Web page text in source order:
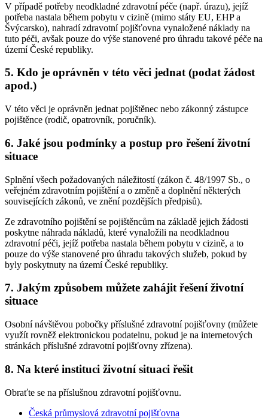
V případě potřeby neodkladné zdravotní péče (např. úrazu), jejíž
potřeba nastala během pobytu v cizině (mimo státy EU, EHP a
Švýcarsko), nahradí zdravotní pojišťovna vynaložené náklady na
tuto péči, avšak pouze do výše stanovené pro úhradu takové péče na
území České republiky.
5. Kdo je oprávněn v této věci jednat (podat žádost
apod.)
V této věci je oprávněn jednat pojištěnec nebo zákonný zástupce
pojištěnce (rodič, opatrovník, poručník).
6. Jaké jsou podmínky a postup pro řešení životní
situace
Splnění všech požadovaných náležitostí (zákon č. 48/1997 Sb., o
veřejném zdravotním pojištění a o změně a doplnění některých
souvisejících zákonů, ve znění pozdějších předpisů).
Ze zdravotního pojištění se pojištěncům na základě jejich žádosti
poskytne náhrada nákladů, které vynaložili na neodkladnou
zdravotní péči, jejíž potřeba nastala během pobytu v cizině, a to
pouze do výše stanovené pro úhradu takových služeb, pokud by
byly poskytnuty na území České republiky.
7. Jakým způsobem můžete zahájit řešení životní
situace
Osobní návštěvou pobočky příslušné zdravotní pojišťovny (můžete
využít rovněž elektronickou podatelnu, pokud je na internetových
stránkách příslušné zdravotní pojišťovny zřízena).
8. Na které instituci životní situaci řešit
Obraťte se na příslušnou zdravotní pojišťovnu.
Česká průmyslová zdravotní pojišťovna